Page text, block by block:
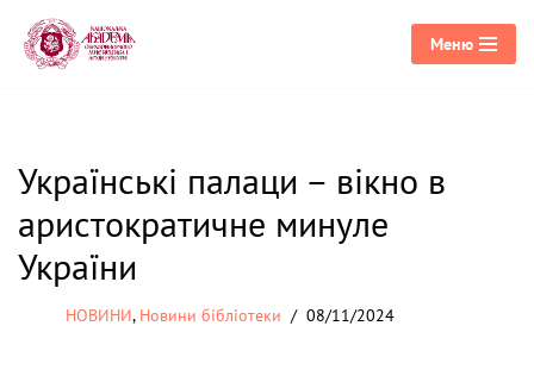
Перейти
Меню
Українські палаци – вікно в
аристократичне минуле
України
НОВИНИ, Новини бібліотеки 08/11/2024